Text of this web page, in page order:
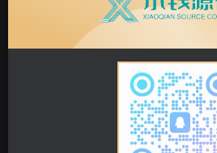
三网用户均可参与，非必中！
打开活动地址，登录后有4次机会